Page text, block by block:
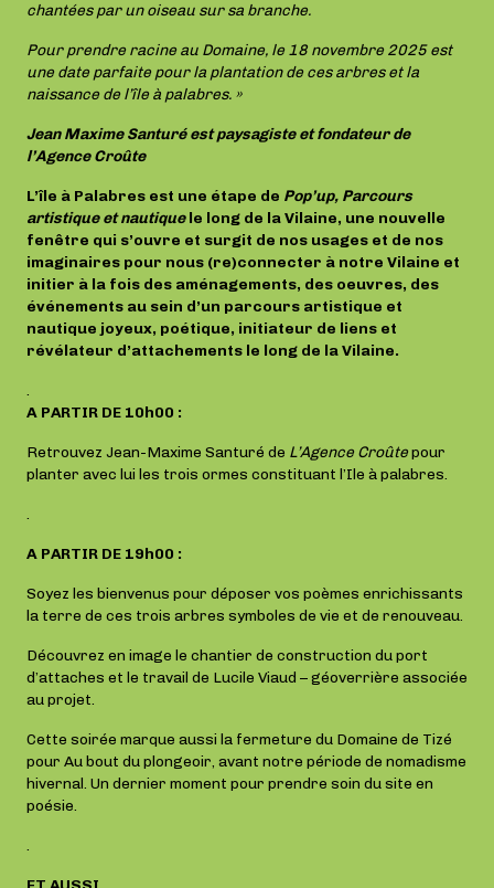
chantées par un oiseau sur sa branche.
Pour prendre racine au Domaine, le 18 novembre 2025 est
une date parfaite pour la plantation de ces arbres et la
naissance de l’île à palabres. »
Jean Maxime Santuré est paysagiste et fondateur de
l’Agence Croûte
L’île à Palabres est une étape de Pop’up, Parcours
artistique et nautiquele long de la Vilaine, une nouvelle
fenêtre qui s’ouvre et surgit de nos usages et de nos
imaginaires pour nous (re)connecter à notre Vilaine et
initier à la fois des aménagements, des oeuvres, des
événements au sein d’un parcours artistique et
nautique joyeux, poétique, initiateur de liens et
révélateur d’attachements le long de la Vilaine.
.
A PARTIR DE 10h00 :
Retrouvez Jean-Maxime Santuré de L’Agence Croûtepour
planter avec lui les trois ormes constituant l’Ile à palabres.
.
A PARTIR DE 19h00 :
Soyez les bienvenus pour déposer vos poèmes enrichissants
la terre de ces trois arbres symboles de vie et de renouveau.
Découvrez en image le chantier de construction du port
d’attaches et le travail de Lucile Viaud – géoverrière associée
au projet.
Cette soirée marque aussi la fermeture du Domaine de Tizé
pour Au bout du plongeoir, avant notre période de nomadisme
hivernal. Un dernier moment pour prendre soin du site en
poésie.
.